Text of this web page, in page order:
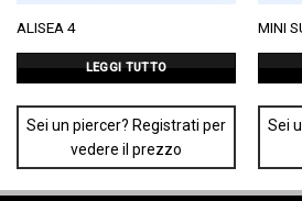
ALISEA 4
LEGGI TUTTO
Sei un piercer? Registrati per
vedere il prezzo
MINI
Sei